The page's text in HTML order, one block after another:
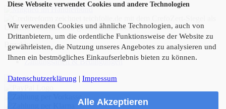
Diese Webseite verwendet Cookies und andere Technologien
Wir verwenden Cookies und ähnliche Technologien, auch von
Drittanbietern, um die ordentliche Funktionsweise der Website zu
gewährleisten, die Nutzung unseres Angebotes zu analysieren und
Ihnen ein bestmögliches Einkaufserlebnis bieten zu können.
Datenschutzerklärung | Impressum
Alle Akzeptieren
Bezahlung
Zahlungsarten & Bedingungen